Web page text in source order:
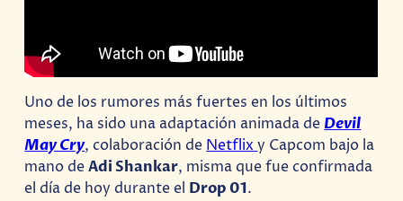
Uno de los rumores más fuertes en los últimos
meses, ha sido una adaptación animada deDevil
May Cry, colaboración deNetflixy Capcom bajo la
mano deAdi Shankar, misma que fue confirmada
el día de hoy durante el Drop 01.